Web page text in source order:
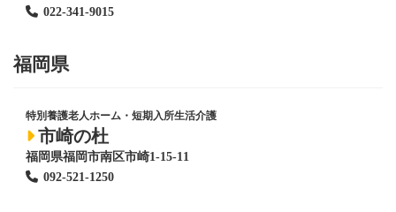
022-341-9015
福岡県
特別養護老人ホーム ・短期入所生活介護
市崎の杜
福岡県福岡市南区市崎1-15-11
092-521-1250